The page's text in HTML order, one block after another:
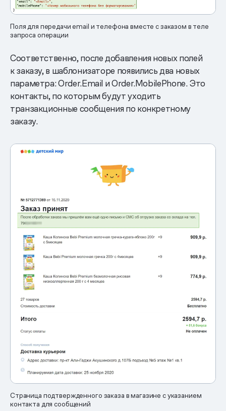
Поля для передачи email и телефона вместе с заказом в теле
запроса операции
Соответственно, после добавления новых полей
к заказу, в шаблонизаторе появились два новых
параметра: Order.Email и Order.MobilePhone. Это
контакты, по которым будут уходить
транзакционные сообщения по конкретному
заказу.
Страница подтвержденного заказа в магазине с указанием
контакта для сообщений